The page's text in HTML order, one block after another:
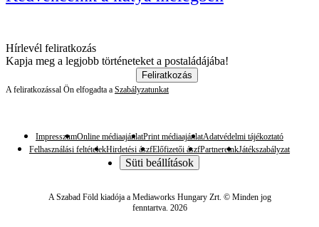
Hírlevél feliratkozás
Kapja meg a legjobb történeteket a postaládájába!
Feliratkozás
A feliratkozással Ön elfogadta a Szabályzatunkat
ImpresszumOnline médiaajánlatPrint médiaajánlatAdatvédelmi tájékoztató
Felhasználási feltételekHirdetési ászfElőfizetői ászfPartnereinkJátékszabályzat
Süti beállítások
A Szabad Föld kiadója a Mediaworks Hungary Zrt. © Minden jog
fenntartva. 2026